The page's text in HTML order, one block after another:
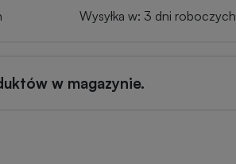
Wysyłka w: 3 dni roboczych
w magazynie.